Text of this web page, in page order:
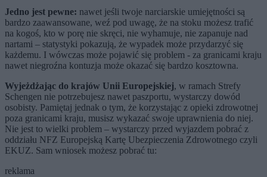
Jedno jest pewne: nawet jeśli twoje narciarskie umiejętności są
bardzo zaawansowane, weź pod uwagę, że na stoku możesz trafić
na kogoś, kto w porę nie skręci, nie wyhamuje, nie zapanuje nad
nartami – statystyki pokazują, że wypadek może przydarzyć się
każdemu. I wówczas może pojawić się problem - za granicami kraju
nawet niegroźna kontuzja może okazać się bardzo kosztowna.
Wyjeżdżając do krajów Unii Europejskiej, w ramach Strefy
Schengen nie potrzebujesz nawet paszportu, wystarczy dowód
osobisty. Pamiętaj jednak o tym, że korzystając z opieki zdrowotnej
poza granicami kraju, musisz wykazać swoje uprawnienia do niej.
Nie jest to wielki problem – wystarczy przed wyjazdem pobrać z
oddziału NFZ Europejską Kartę Ubezpieczenia Zdrowotnego czyli
EKUZ. Sam wniosek możesz pobrać tu:
reklama